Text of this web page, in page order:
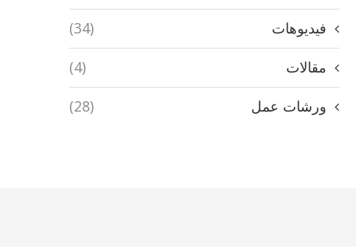
فيديوهات (34)
مقالات (4)
ورشات عمل (28)